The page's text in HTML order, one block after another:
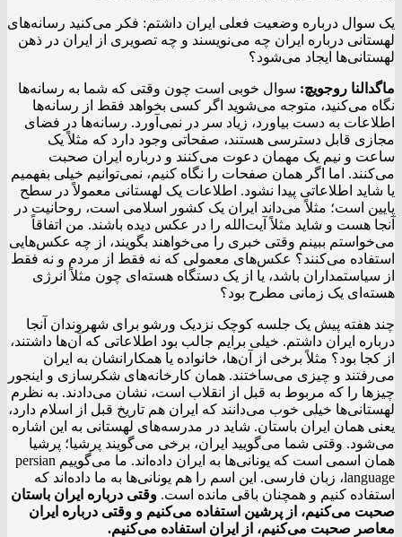
یک سوال درباره وضعیت فعلی ایران داشتم: فکر می‌کنید رسانه‌های
لهستانی درباره ایران چه می‌نویسند و چه تصویری از ایران در ذهن
لهستانی‌ها ایجاد می‌شود؟
ماگدالنا روجویچ: سوال خوبی است چون وقتی که شما به رسانه‌ها
نگاه می‌کنید، متوجه می‌شوید اگر کسی بخواهد فقط از رسانه‌ها
اطلاعات به دست بیاورد، زیاد سر در نمی‌آورد. رسانه‌ها در فضای
مجازی قابل دسترسی هستند، صفحاتی وجود دارد که مثلاً یک
ساعت و نیم یک مهمان دعوت می‌کنند و درباره ایران صحبت
می‌کنند. اما اگر همان صفحات را نگاه کنیم، نمی‌توانیم خیلی بفهمیم
یا شاید اطلاعاتی پیدا نشود. اطلاعات یک لهستانی معمولاً در سطح
پایین است؛ مثلاً می‌داند ایران یک کشور اسلامی است، روحانیت در
آنجا هست و شاید مثلاً آیت‌الله را در عکس دیده باشند. من اتفاقاً
می‌خواستم ببینم وقتی خبری را می‌خواهند بگویند، از چه عکس‌هایی
استفاده می‌کنند؟ عکس‌های معمولی که نه فقط از مردم و نه فقط
از سیاستمداران باشد، یا از یک دستگاه هسته‌ای چون مثلاً انرژی
هسته‌ای یک زمانی مطرح بود؟
چند هفته پیش یک جلسه کوچک نزدیک ورشو برای شهروندان آنجا
درباره ایران داشتم. خیلی برایم جالب بود اطلاعاتی که آن‌ها داشتند،
از کجا بود؟ مثلاً برخی از آن‌ها، خانواده یا همکارانشان به ایران
می‌رفتند و چیزی می‌ساختند. همان کارخانه‌های شکرسازی و اینجور
چیزها را که مربوط به قبل از انقلاب است، نشان می‌دادند. به نظرم
لهستانی‌ها خیلی خوب می‌دانند که ایران هم تاریخ قبل از اسلام دارد،
یعنی همان ایران باستان. شاید در مدرسه‌های لهستانی به این اشاره
می‌شود. وقتی شما می‌گویید ایران، برخی می‌گویند پرشیا؛ پرشیا
همان اسمی است که یونانی‌ها به ایران داده‌اند. ما می‌گوییم persian
language، زبان فارسی. این اسم را هم یونانی‌ها به ما داده‌اند که
استفاده کنیم و همچنان باقی مانده است. وقتی درباره ایران باستان
صحبت می‌کنیم، از پرشین استفاده می‌کنیم و وقتی درباره ایران
معاصر صحبت می‌کنیم، از ایران استفاده می‌کنیم.